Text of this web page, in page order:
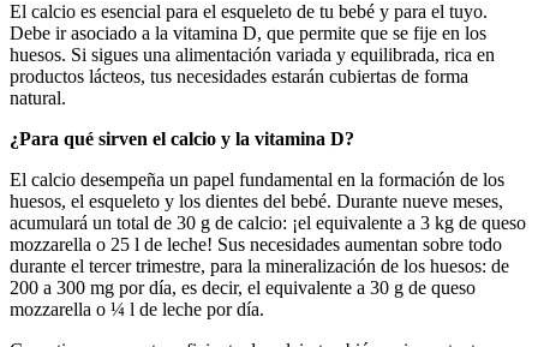
El calcio es esencial para el esqueleto de tu bebé y para el tuyo.
Debe ir asociado a la vitamina D, que permite que se fije en los
huesos. Si sigues una alimentación variada y equilibrada, rica en
productos lácteos, tus necesidades estarán cubiertas de forma
natural.
¿Para qué sirven el calcio y la vitamina D?
El calcio desempeña un papel fundamental en la formación de los
huesos, el esqueleto y los dientes del bebé. Durante nueve meses,
acumulará un total de 30 g de calcio: ¡el equivalente a 3 kg de queso
mozzarella o 25 l de leche! Sus necesidades aumentan sobre todo
durante el tercer trimestre, para la mineralización de los huesos: de
200 a 300 mg por día, es decir, el equivalente a 30 g de queso
mozzarella o ¼ l de leche por día.